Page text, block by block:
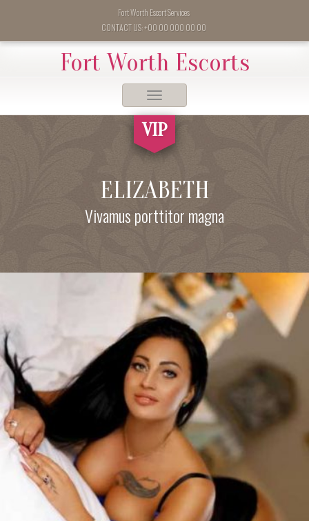
Fort Worth Escort Services
CONTACT US: +00 00 000 00 00
Fort Worth Escorts
Toggle
navigation
ELIZABETH
Vivamus porttitor magna
VIP